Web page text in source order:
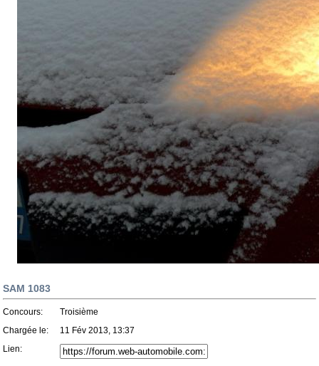
SAM 1083
Concours:
Troisième
Chargée le:
11 Fév 2013, 13:37
Lien: